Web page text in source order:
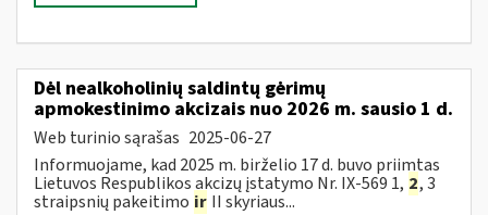
Dėl nealkoholinių saldintų gėrimų
apmokestinimo akcizais nuo 2026 m. sausio 1 d.
Web turinio sąrašas 2025-06-27
Informuojame, kad 2025 m. birželio 17 d. buvo priimtas
Lietuvos Respublikos akcizų įstatymo Nr. IX-569 1, 2, 3
straipsnių pakeitimo ir II skyriaus...